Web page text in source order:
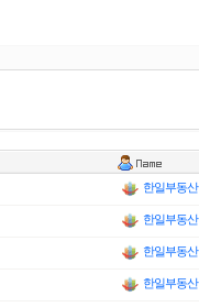
한일부동산
한일부동산
한일부동산
한일부동산